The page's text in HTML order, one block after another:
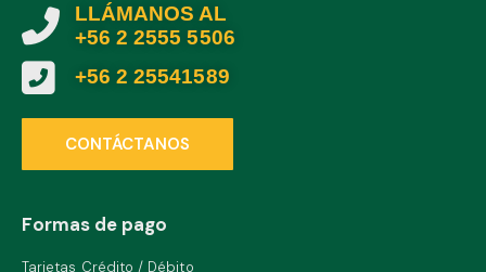
LLÁMANOS AL
+56 2 2555 5506
+56 2 25541589
CONTÁCTANOS
Formas de pago
Tarjetas Crédito / Débito